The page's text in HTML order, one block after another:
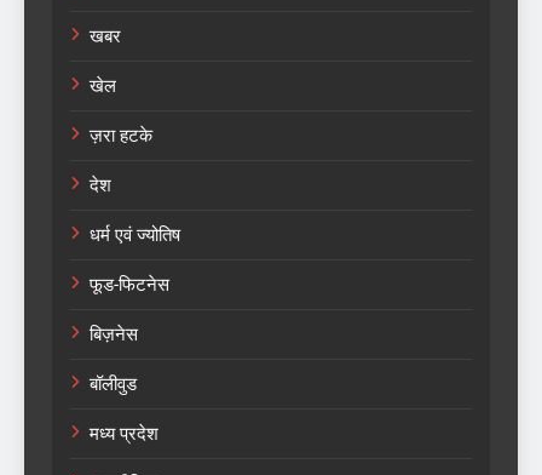
खबर
खेल
ज़रा हटके
देश
धर्म एवं ज्योतिष
फूड-फिटनेस
बिज़नेस
बॉलीवुड
मध्य प्रदेश